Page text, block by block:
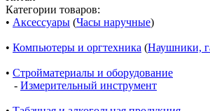
Категории товаров:
• Аксессуары (Часы наручные)
• Компьютеры и оргтехника (Наушники,
• Стройматериалы и оборудование
- Измерительный инструмент